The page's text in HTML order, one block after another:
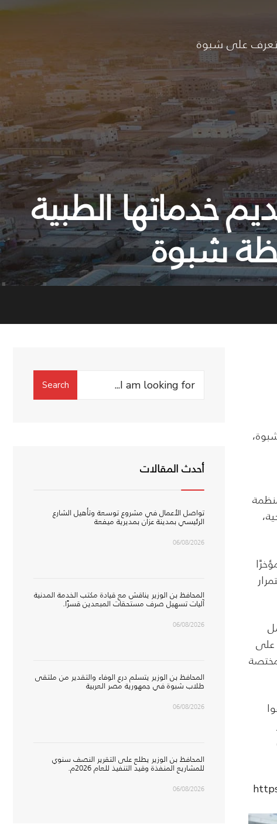
تعرف على شبوة
خدماتها الطبية
شبوة
على
Search
Search
أحدث المقالات
تواصل الأعمال في مشروع توسعة وتأهيل الشارع
الرئيسي بمدينة عزان بمديرية ميفعة
06/08/2026
المحافظ بن الوزير يناقش مع قيادة مكتب الخدمة المدنية
آليات تسهيل صرف مستحقات المبعدين قسرًا.
06/08/2026
المحافظ بن الوزير يتسلم درع الوفاء والتقدير من ملتقى
طلاب شبوة في جمهورية مصر العربية
06/08/2026
المحافظ بن الوزير يطلع على التقرير النصف سنوي
للمشاريع المنفذة وقيد التنفيذ للعام 2026م.
06/08/2026